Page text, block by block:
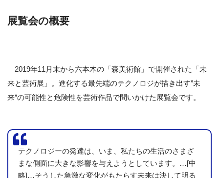
展覧会の概要
2019年11月末から六本木の「森美術館」で開催された「未
来と芸術展」。進化する最先端のテクノロジが描き出す”未
来”の可能性と危険性を芸術作品で問いかけた展覧会です。
テクノロジーの発達は、いま、私たちの生活のさまざ
まな側面に大きな影響を与えようとしています。…[中
略]…そうした急激な変化がもたらす未来は決して明る